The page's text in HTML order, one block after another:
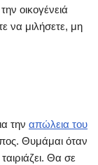
οικογένειά
να μιλήσετε, μη
την απώλεια του
Θυμάμαι όταν
Θα σε